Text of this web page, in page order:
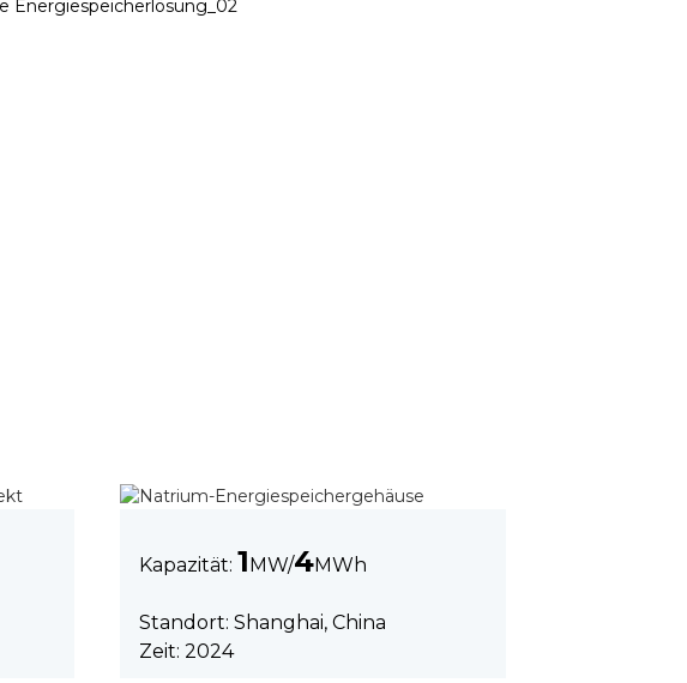
Kapazität: 1 MW/4MWh
Standort: Shanghai, China
Zeit: 2024